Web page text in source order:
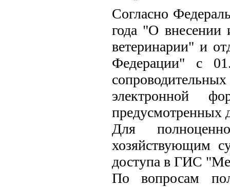
Согласно
года "О внесении
ветеринарии" и
Федерации" с
электронной
предусмотренных
Для
хозяйствующим
доступа в ГИС
По вопросам